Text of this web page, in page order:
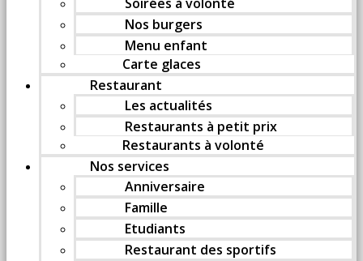
Nos burgers
Menu enfant
Carte glaces
Restaurant
Les actualités
Restaurants à petit prix
Restaurants à volonté
Nos services
Anniversaire
Famille
Etudiants
Restaurant des sportifs